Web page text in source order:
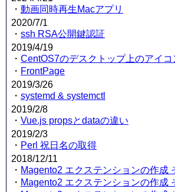
・ 動画同時再生Macアプリ
2020/7/1
・ ssh RSA公開鍵認証
2019/4/19
・ CentOS7のデスクトップ上のアイコ
・ FrontPage
2019/3/26
・ systemd & systemctl
2019/2/8
・ Vue.js propsとdataの違い
2019/2/3
・ Perl 祝日名の取得
2018/12/11
・ Magento2 エクステンションの作成
・ Magento2 エクステンションの作成